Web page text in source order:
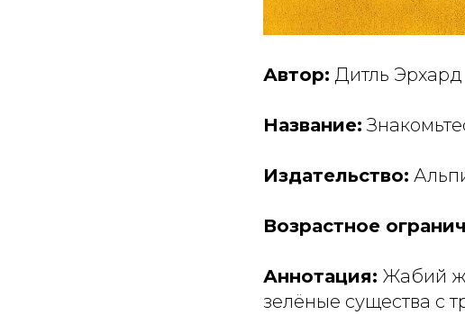
Автор: Дитль Эрхард
Название:
Издательство:
Возрастное
Аннотация: Жабий
зелёные существа с